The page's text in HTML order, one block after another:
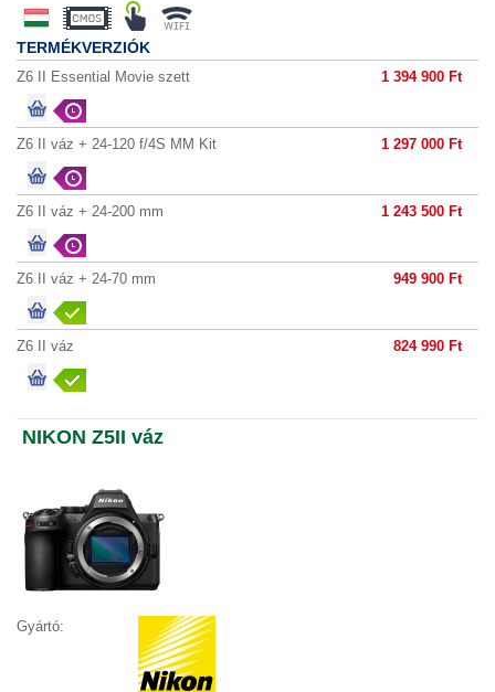
TERMÉKVERZIÓK
Z6 II Essential Movie szett 1 394 900 Ft
Z6 II váz + 24-120 f/4S MM Kit 1 297 000 Ft
Z6 II váz + 24-200 mm 1 243 500 Ft
Z6 II váz + 24-70 mm 949 900 Ft
Z6 II váz 824 990 Ft
NIKON Z5II váz
Gyártó: